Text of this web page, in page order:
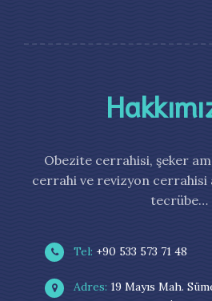
Obezite cerrahisi, şeker
cerrahi ve revizyon cerrahisi
tecrübe…
Tel: +90 533 573 71 48
Adres: 19 Mayıs Mah.